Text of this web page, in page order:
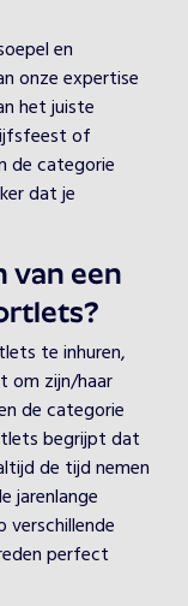
en
onze expertise
het juiste
of
de categorie
dat je
van een
te inhuren,
om zijn/haar
de categorie
begrijpt dat
de tijd nemen
jarenlange
verschillende
perfect